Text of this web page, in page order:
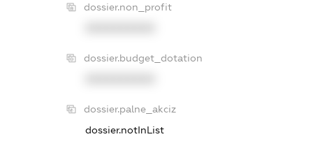
dossier.non_profit
dossier.budget_dotation
dossier.palne_akciz
dossier.notInList